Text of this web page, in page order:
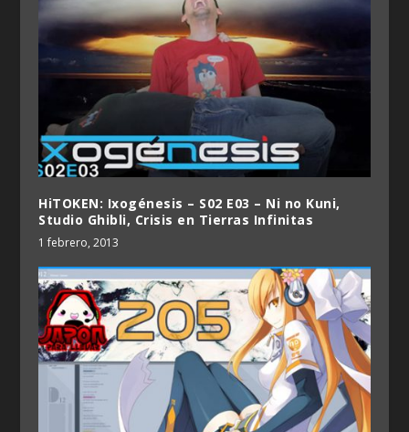
HiTOKEN: Ixogénesis – S02 E03 – Ni no Kuni,
Studio Ghibli, Crisis en Tierras Infinitas
1 febrero, 2013